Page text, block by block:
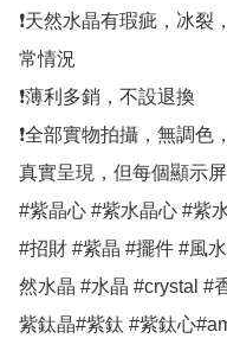
❗天然水晶有瑕疵，冰
常情況
❗薄利多銷，不設退換
❗全部實物拍攝，無調
真實呈現，但每個顯示
#紫晶心 #紫水晶心 #紫
#招財 #紫晶 #擺件 #風
然水晶 #水晶 #crystal #
紫鈦晶#紫鈦 #紫鈦心